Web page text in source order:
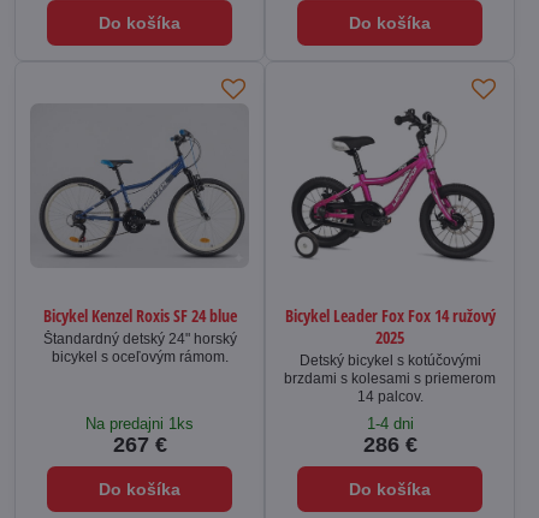
Do košíka Do košíka
Bicykel Kenzel Roxis SF 24 blue
Štandardný detský 24" horský
bicykel s oceľovým rámom.
Na predajni 1ks
267 €
Do košíka
Bicykel Leader Fox Fox 14 ružový
2025
Detský bicykel s kotúčovými
brzdami s kolesami s priemerom
14 palcov.
1-4 dni
286 €
Do košíka